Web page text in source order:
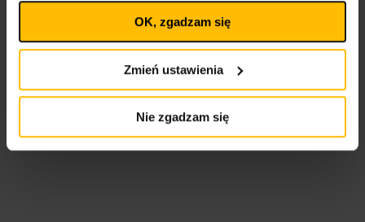
plików cookies
wpływa na legalność uprzedniego przetwarzania.
Polityka plików cookies
OK, zgadzam się
Zmień ustawienia
Nie zgadzam się
World”, Robert Smith
pod koniec 2024 roku przyznał,
planuje wydać jeszcze nową muzykę.
Może historia z krakowskiego koncertu się powtórzy i
zespół ponownie zaprezentuje polskiej publiczności
nowe dźwięki?